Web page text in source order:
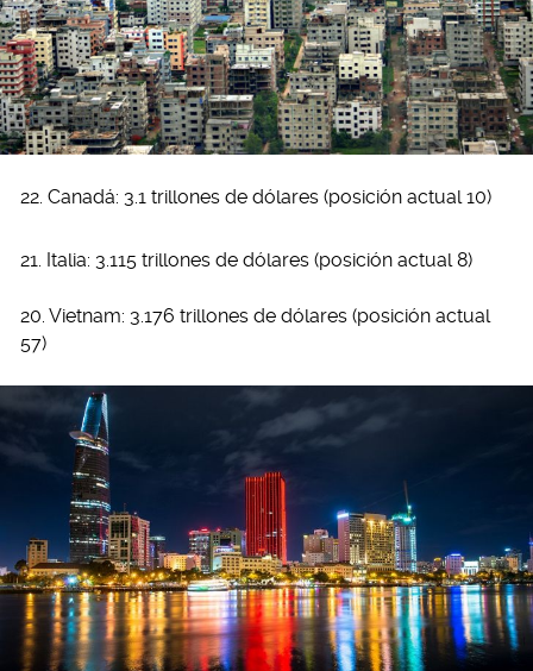
22. Canadá: 3.1 trillones de dólares (posición actual 10)
21. Italia: 3.115 trillones de dólares (posición actual 8)
20. Vietnam: 3.176 trillones de dólares (posición actual
57)